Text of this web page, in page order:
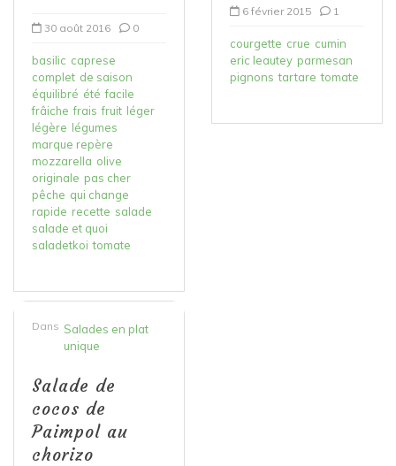
30 août 2016 0
basilic caprese
complet de saison
équilibré été facile
frâiche frais fruit léger
légère légumes
marque repère
mozzarella olive
originale pas cher
pêche qui change
rapide recette salade
salade et quoi
saladetkoi tomate
Dans Salades en plat
unique
Salade de
cocos de
Paimpol au
chorizo
6 février 2015 1
courgette crue cumin
eric leautey parmesan
pignons tartare tomate